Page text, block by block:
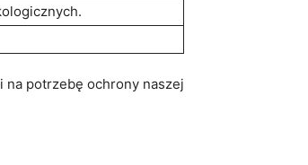
na potrzebę ochrony naszej